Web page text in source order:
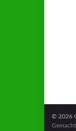
© 2026